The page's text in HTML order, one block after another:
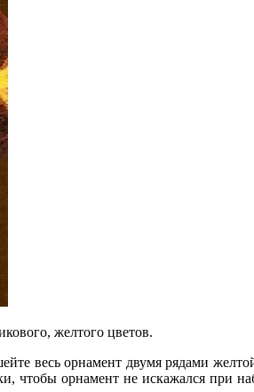
желтого цветов.
весь орнамент двумя рядами
чтобы орнамент не искажался при